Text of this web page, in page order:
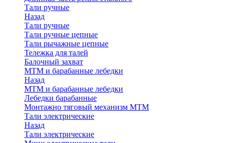
Тали ручные
Назад
Тали ручные
Тали ручные цепные
Тали рычажные цепные
Тележка для талей
Балочный захват
МТМ и барабанные лебедки
Назад
МТМ и барабанные лебедки
Лебедки барабанные
Монтажно тяговый механизм МТМ
Тали электрические
Назад
Тали электрические